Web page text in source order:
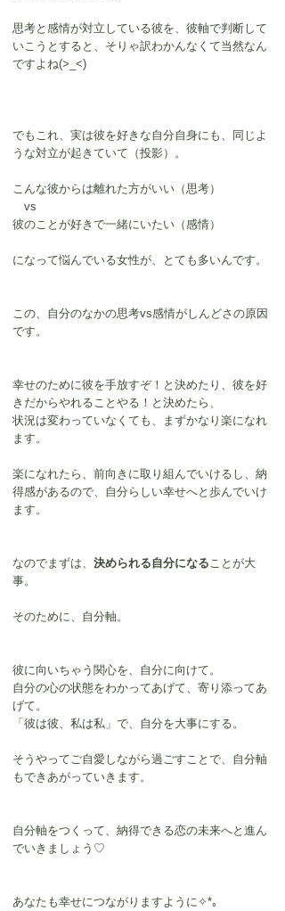
思考と感情が対立している彼を、彼軸で判断して
いこうとすると、そりゃ訳わかんなくて当然なん
ですよね(>_<)
でもこれ、実は彼を好きな自分自身にも、同じよ
うな対立が起きていて（投影）。
こんな彼からは離れた方がいい（思考）
vs
彼のことが好きで一緒にいたい（感情）
になって悩んでいる女性が、とても多いんです。
この、自分のなかの思考vs感情がしんどさの原因
です。
幸せのために彼を手放すぞ！と決めたり、彼を好
きだからやれることやる！と決めたら、
状況は変わっていなくても、まずかなり楽になれ
ます。
楽になれたら、前向きに取り組んでいけるし、納
得感があるので、自分らしい幸せへと歩んでいけ
ます。
なのでまずは、 決められる自分になる ことが大
事。
そのために、自分軸。
彼に向いちゃう関心を、自分に向けて。
自分の心の状態をわかってあげて、寄り添ってあ
げて。
「彼は彼、私は私」で、自分を大事にする。
そうやってご自愛しながら過ごすことで、自分軸
もできあがっていきます。
自分軸をつくって、納得できる恋の未来へと進ん
でいきましょう♡
あなたも幸せにつながりますように✧*｡